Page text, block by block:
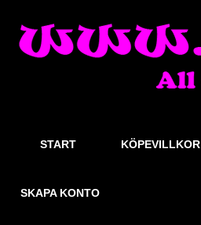
START KÖPEVILLKOR
SKAPA KONTO